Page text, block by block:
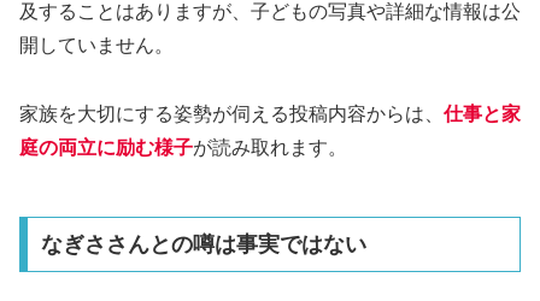
及することはありますが、子どもの写真や詳細な情報は公
開していません。
家族を大切にする姿勢が伺える投稿内容からは、 仕事と家
庭の両立に励む様子が読み取れます。
なぎささんとの噂は事実ではない